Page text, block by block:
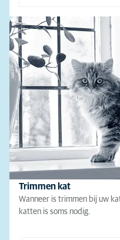
Trimmen kat
Wanneer is trimmen bij uw
katten is soms nodig.